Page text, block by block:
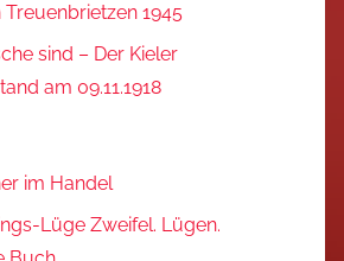
1945
sind – Der Kieler
am 09.11.1918
im Handel
Lüge Zweifel. Lügen.